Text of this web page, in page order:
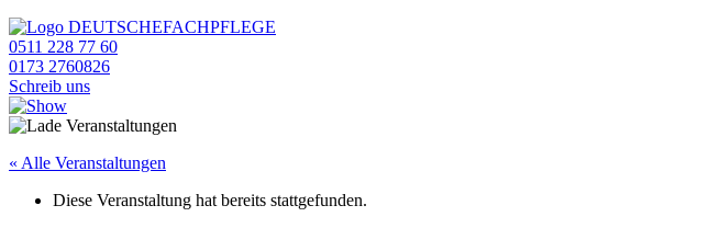
0511 228 77 60
0173 2760826
Schreib uns
« Alle Veranstaltungen
Diese Veranstaltung hat bereits stattgefunden.